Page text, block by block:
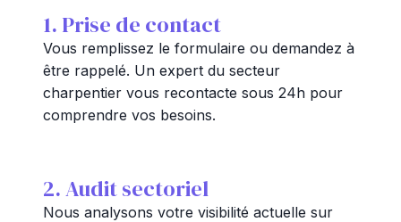
1. Prise de contact
Vous remplissez le formulaire ou demandez à
être rappelé. Un expert du secteur
charpentier vous recontacte sous 24h pour
comprendre vos besoins.
2. Audit sectoriel
Nous analysons votre visibilité actuelle sur